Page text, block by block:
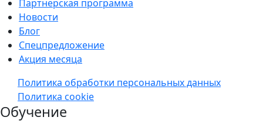
Партнерская программа
Новости
Блог
Спецпредложение
Акция месяца
Политика обработки персональных данных
Политика cookie
Обучение